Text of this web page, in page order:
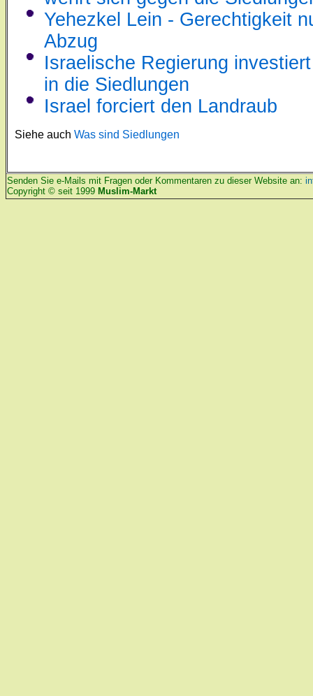
Yehezkel Lein - Gerechtigkeit
Abzug
Israelische Regierung
in die Siedlungen
Israel forciert den Landraub
Siehe auch Was sind Siedlungen
Senden Sie e-Mails mit Fragen oder Kommentaren zu dieser Website an:
Copyright © seit 1999 Muslim-Markt